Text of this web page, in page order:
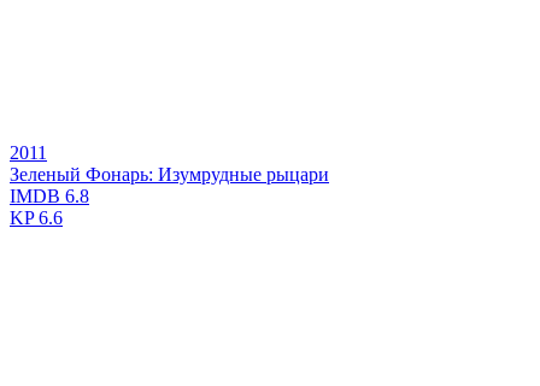
2011
Зеленый Фонарь: Изумрудные рыцари
IMDB 6.8
KP6.6